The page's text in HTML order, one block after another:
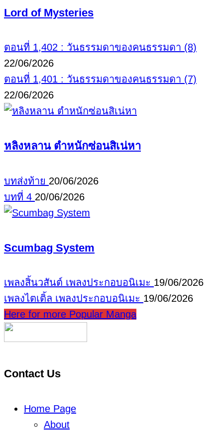
Lord of Mysteries
ตอนที่ 1,402 : วันธรรมดาของคนธรรมดา (8)
22/06/2026
ตอนที่ 1,401 : วันธรรมดาของคนธรรมดา (7)
22/06/2026
หลิงหลาน ตำหนักซ่อนสิเน่หา
บทส่งท้าย 20/06/2026
บทที่ 4 20/06/2026
Scumbag System
เพลงสิ้นวสันต์ เพลงประกอบอนิเมะ 19/06/2026
เพลงไตเติ้ล เพลงประกอบอนิเมะ 19/06/2026
Here for more Popular Manga
Contact Us
Home Page
About